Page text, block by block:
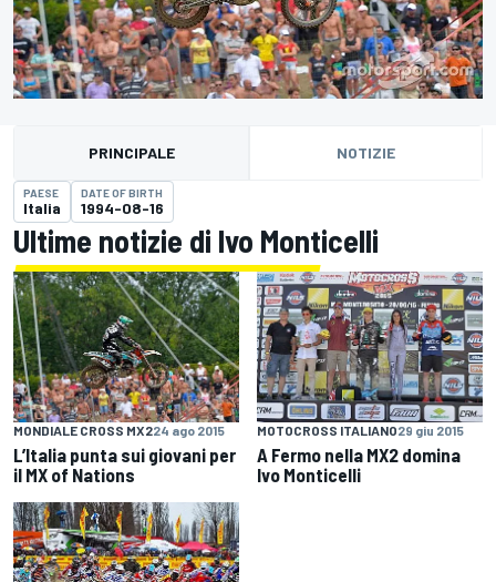
PRINCIPALE NOTIZIE
PAESE
Italia
DATE OF BIRTH
1994-08-16
Ultime notizie di Ivo Monticelli
MONDIALE CROSS MX224 ago 2015
L’Italia punta sui giovani per
il MX of Nations
MOTOCROSS ITALIANO29 giu 2015
A Fermo nella MX2 domina
Ivo Monticelli